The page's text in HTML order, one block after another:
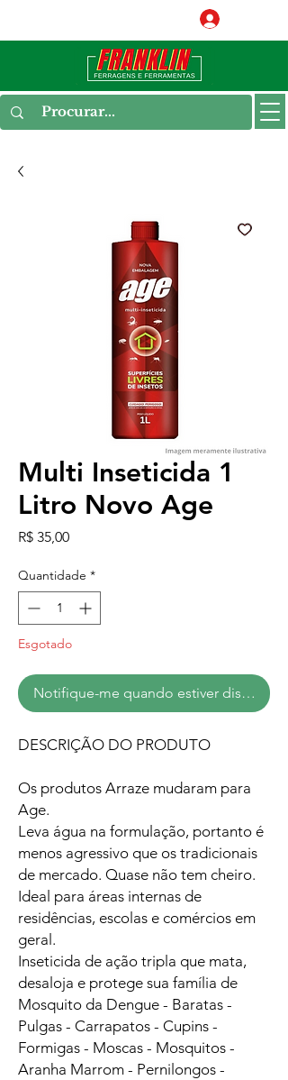
Multi Inseticida 1
Litro Novo Age
R$ 35,00Preço
Quantidade *
Esgotado
Notifique-me quando estiver disponível
DESCRIÇÃO DO PRODUTO
Os produtos Arraze mudaram para
Age.
Leva água na formulação, portanto é
menos agressivo que os tradicionais
de mercado. Quase não tem cheiro.
Ideal para áreas internas de
residências, escolas e comércios em
geral.
Inseticida de ação tripla que mata,
desaloja e protege sua família de
Mosquito da Dengue - Baratas -
Pulgas - Carrapatos - Cupins -
Formigas - Moscas - Mosquitos -
Aranha Marrom - Pernilongos -